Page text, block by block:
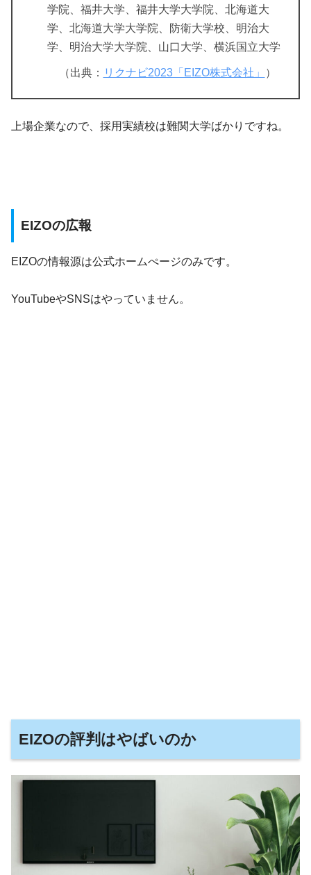
学院、福井大学、福井大学大学院、北海道大
学、北海道大学大学院、防衛大学校、明治大
学、明治大学大学院、山口大学、横浜国立大学
（出典： リクナビ2023「EIZO株式会社」 ）
上場企業なので、採用実績校は難関大学ばかりですね。
EIZOの広報
EIZOの情報源は公式ホームぺージのみです。
YouTubeやSNSはやっていません。
EIZOの評判はやばいのか